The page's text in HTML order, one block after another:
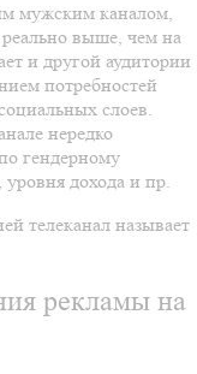
мужским каналом,
выше, чем на
и другой аудитории
потребностей
слоев.
нередко
гендерному
дохода и пр.
телеканал называет
рекламы на